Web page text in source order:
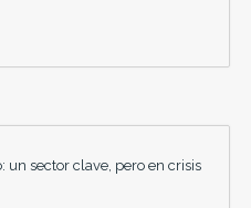
un sector clave, pero en crisis